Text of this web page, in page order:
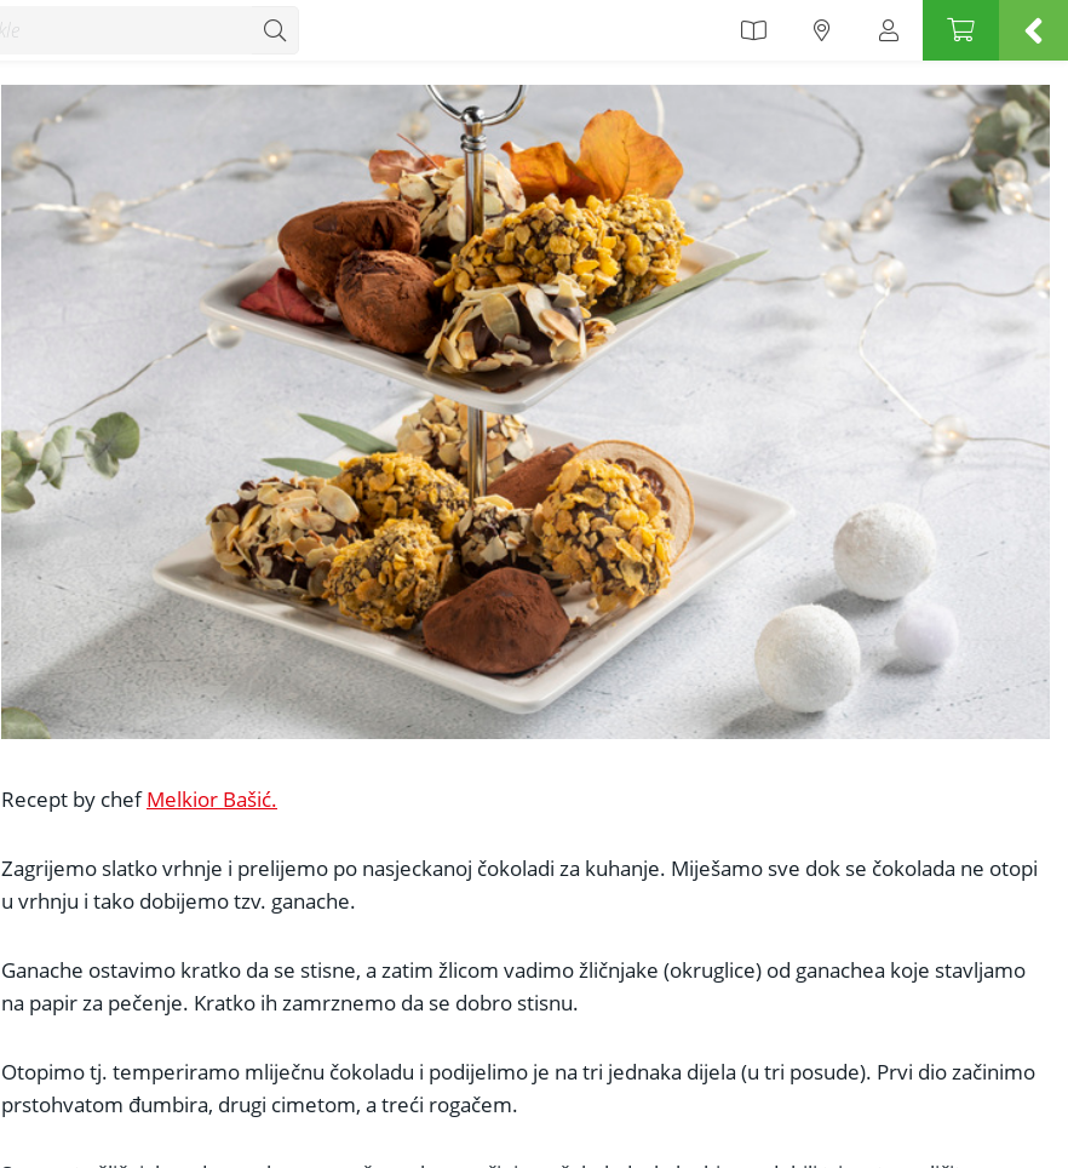
Recept by chefMelkior Bašić.
Zagrijemo slatko vrhnje i prelijemo po nasjeckanoj čokoladi za kuhanje. Miješamo sve dok se čokolada ne otopi
u vrhnju i tako dobijemo tzv. ganache.
Ganache ostavimo kratko da se stisne, a zatim žlicom vadimo žličnjake (okruglice) od ganachea koje stavljamo
na papir za pečenje. Kratko ih zamrznemo da se dobro stisnu.
Otopimo tj. temperiramo mliječnu čokoladu i podijelimo je na tri jednaka dijela (u tri posude). Prvi dio začinimo
prstohvatom đumbira, drugi cimetom, a treći rogačem.